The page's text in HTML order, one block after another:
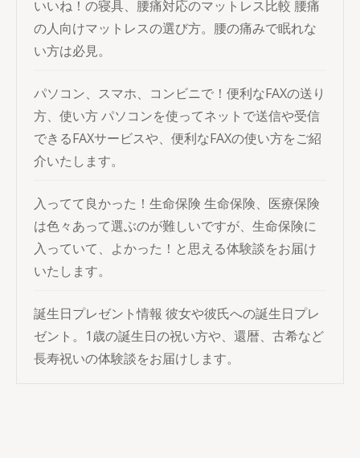
いいね！の寝具、腰痛対応のマットレス比較 腰痛
の人向けマットレスの選び方。腰の痛みで眠れな
い方は必見。
パソコン、スマホ、コンビニで！便利なFAXの送り
方、使い方パソコンを使ってネットで送信や受信
できるFAXサービスや、便利なFAXの使い方をご紹
介いたします。
入ってて良かった！生命保険 生命保険、医療保険
は色々あって選ぶのが難しいですが、生命保険に
入っていて、よかった！と思える体験談をお届け
いたします。
誕生日プレゼント情報 彼女や彼氏への誕生日プレ
ゼント。1歳の誕生日の祝い方や、還暦、古希など
長寿祝いの体験談をお届けします。